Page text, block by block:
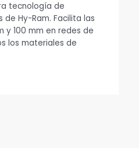
tecnología de
Hy-Ram. Facilita las
y 100 mm en redes de
los materiales de